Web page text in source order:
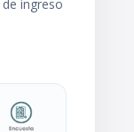
ingreso